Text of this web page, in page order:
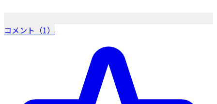
コメント（1）